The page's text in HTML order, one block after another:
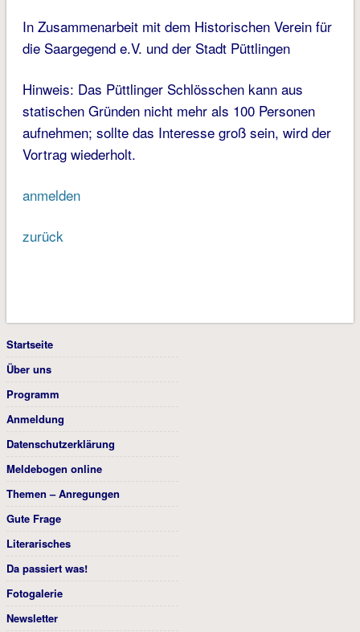
In Zusammenarbeit mit dem Historischen Verein für
die Saargegend e.V. und der Stadt Püttlingen
Hinweis: Das Püttlinger Schlösschen kann aus
statischen Gründen nicht mehr als 100 Personen
aufnehmen; sollte das Interesse groß sein, wird der
Vortrag wiederholt.
anmelden
zurück
Startseite
Über uns
Programm
Anmeldung
Datenschutzerklärung
Meldebogen online
Themen – Anregungen
Gute Frage
Literarisches
Da passiert was!
Fotogalerie
Newsletter